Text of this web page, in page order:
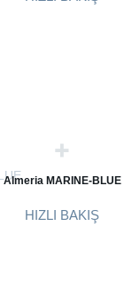
Almeria MARINE-BLUE
HIZLI BAKIŞ